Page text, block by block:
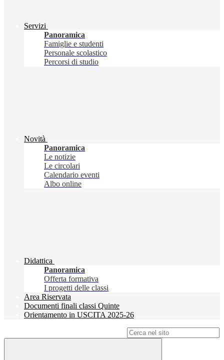
Servizi
Panoramica
Famiglie e studenti
Personale scolastico
Percorsi di studio
Novità
Panoramica
Le notizie
Le circolari
Calendario eventi
Albo online
Didattica
Panoramica
Offerta formativa
I progetti delle classi
Area Riservata
Documenti finali classi Quinte
Orientamento in USCITA 2025-26